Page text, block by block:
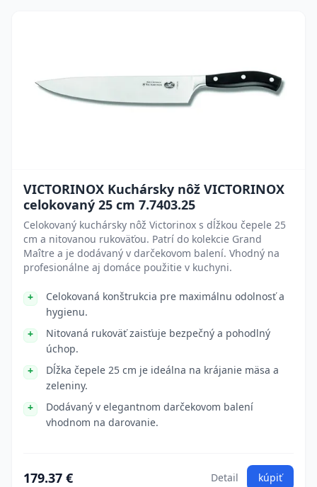
VICTORINOX Kuchársky nôž VICTORINOX
celokovaný 25 cm 7.7403.25
Celokovaný kuchársky nôž Victorinox s dĺžkou čepele 25
cm a nitovanou rukoväťou. Patrí do kolekcie Grand
Maître a je dodávaný v darčekovom balení. Vhodný na
profesionálne aj domáce použitie v kuchyni.
Celokovaná konštrukcia pre maximálnu odolnosť a
hygienu.
Nitovaná rukoväť zaisťuje bezpečný a pohodlný
úchop.
Dĺžka čepele 25 cm je ideálna na krájanie mäsa a
zeleniny.
Dodávaný v elegantnom darčekovom balení
vhodnom na darovanie.
179.37 € Detail kúpiť